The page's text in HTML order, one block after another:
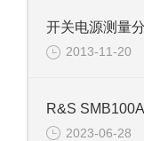
开关电源测量
2013-11-20
2023-06-28